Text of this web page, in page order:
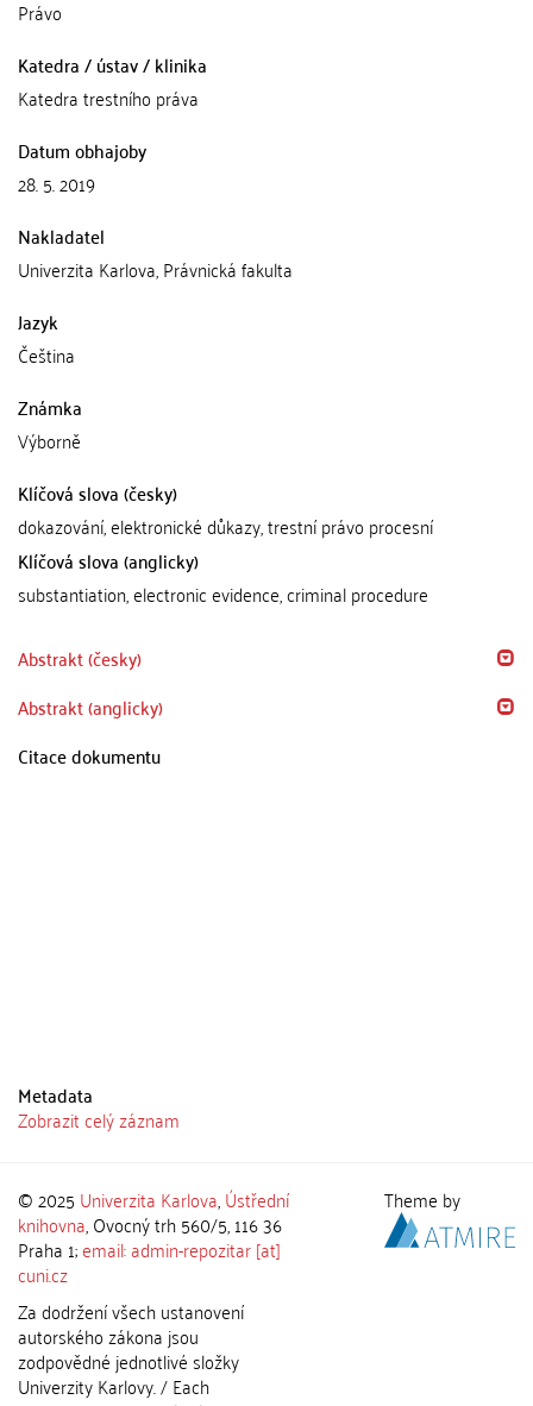
Právo
Katedra / ústav / klinika
Katedra trestního práva
Datum obhajoby
28. 5. 2019
Nakladatel
Univerzita Karlova, Právnická fakulta
Jazyk
Čeština
Známka
Výborně
Klíčová slova (česky)
dokazování, elektronické důkazy, trestní právo procesní
Klíčová slova (anglicky)
substantiation, electronic evidence, criminal procedure
Abstrakt (česky)
Abstrakt (anglicky)
Citace dokumentu
Metadata
Zobrazit celý záznam
© 2025 Univerzita Karlova,Ústřední
knihovna, Ovocný trh 560/5, 116 36
Praha 1;email: admin-repozitar [at]
cuni.cz
Za dodržení všech ustanovení
autorského zákona jsou
zodpovědné jednotlivé složky
Univerzity Karlovy. / Each
Theme by